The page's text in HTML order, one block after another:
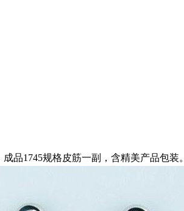
品1745规格皮筋一副，含精美产品包装